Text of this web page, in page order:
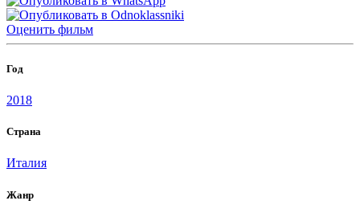
Оценить фильм
Год
2018
Страна
Италия
Жанр